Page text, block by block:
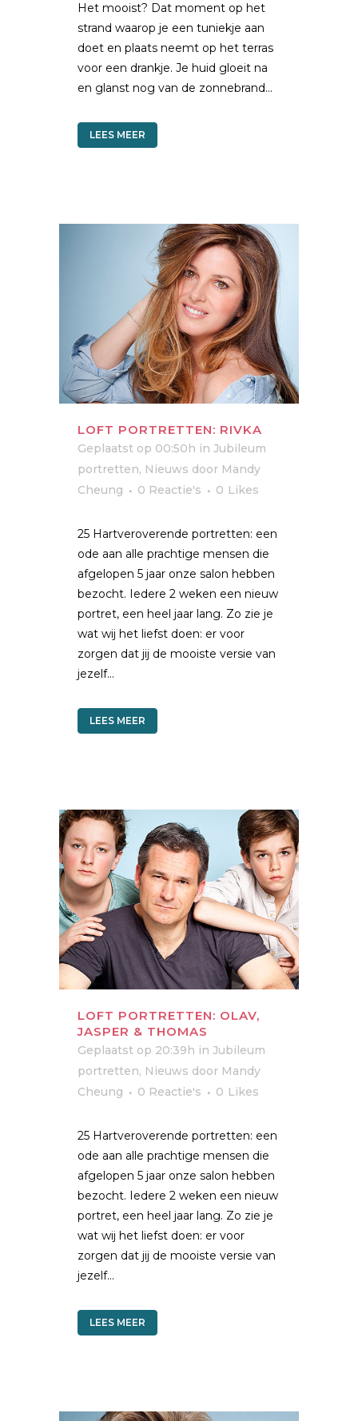
Het mooist? Dat moment op het
strand waarop je een tuniekje aan
doet en plaats neemt op het terras
voor een drankje. Je huid gloeit na
en glanst nog van de zonnebrand...
LEES MEER
LOFT PORTRETTEN: RIVKA
Geplaatst op 00:50h in Jubileum
portretten, Nieuws door Mandy
Cheung
0 Reactie's 0 Likes
25 Hartveroverende portretten: een
ode aan alle prachtige mensen die
afgelopen 5 jaar onze salon hebben
bezocht. Iedere 2 weken een nieuw
portret, een heel jaar lang. Zo zie je
wat wij het liefst doen: er voor
zorgen dat jij de mooiste versie van
jezelf...
LEES MEER
LOFT PORTRETTEN: OLAV,
JASPER & THOMAS
Geplaatst op 20:39h in Jubileum
portretten, Nieuws door Mandy
Cheung
0 Reactie's 0 Likes
25 Hartveroverende portretten: een
ode aan alle prachtige mensen die
afgelopen 5 jaar onze salon hebben
bezocht. Iedere 2 weken een nieuw
portret, een heel jaar lang. Zo zie je
wat wij het liefst doen: er voor
zorgen dat jij de mooiste versie van
jezelf...
LEES MEER